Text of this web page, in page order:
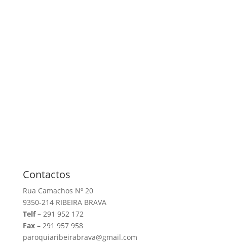
Contactos
Rua Camachos Nº 20
9350-214 RIBEIRA BRAVA
Telf –291 952 172
Fax –291 957 958
paroquiaribeirabrava@gmail.com